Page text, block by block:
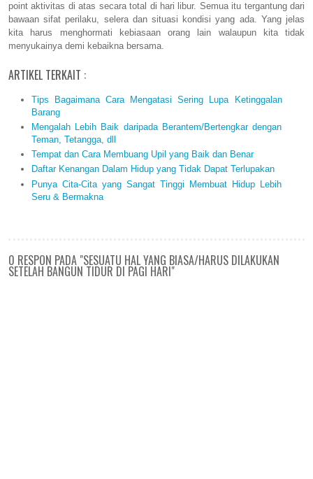
point aktivitas di atas secara total di hari libur. Semua itu tergantung dari
bawaan sifat perilaku, selera dan situasi kondisi yang ada. Yang jelas
kita harus menghormati kebiasaan orang lain walaupun kita tidak
menyukainya demi kebaikna bersama.
ARTIKEL TERKAIT :
Tips Bagaimana Cara Mengatasi Sering Lupa Ketinggalan
Barang
Mengalah Lebih Baik daripada Berantem/Bertengkar dengan
Teman, Tetangga, dll
Tempat dan Cara Membuang Upil yang Baik dan Benar
Daftar Kenangan Dalam Hidup yang Tidak Dapat Terlupakan
Punya Cita-Cita yang Sangat Tinggi Membuat Hidup Lebih
Seru & Bermakna
0 RESPON PADA "SESUATU HAL YANG BIASA/HARUS DILAKUKAN
SETELAH BANGUN TIDUR DI PAGI HARI"